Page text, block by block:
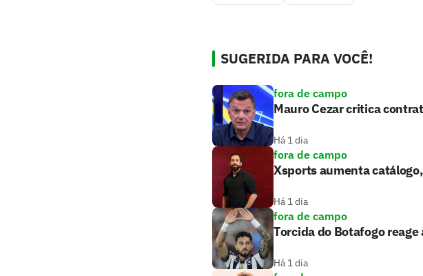
SUGERIDA PARA VOCÊ!
fora de campo
Mauro Cezar critica
Há 1 dia
fora de campo
Xsports aumenta
Há 1 dia
fora de campo
Torcida do Botafogo
Há 1 dia